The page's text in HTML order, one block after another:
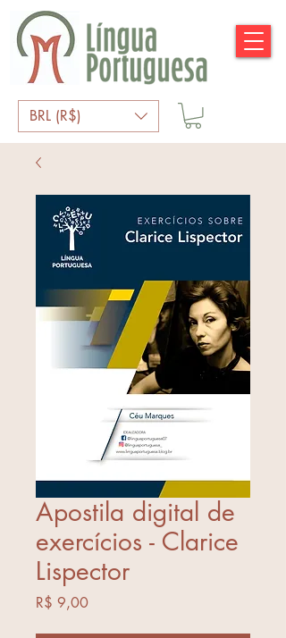
BRL (R$)
Apostila digital de
exercícios - Clarice
Lispector
R$ 9,00Preço